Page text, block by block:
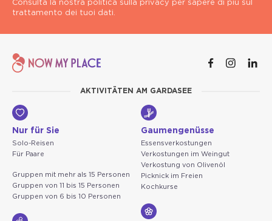
Consulta la nostra politica sulla privacy per sapere di più sul
trattamento dei tuoi dati.
AKTIVITÄTEN AM GARDASEE
Nur für Sie
Solo-Reisen
Für Paare
Gruppen mit mehr als 15 Personen
Gruppen von 11 bis 15 Personen
Gruppen von 6 bis 10 Personen
Gaumengenüsse
Essensverkostungen
Verkostungen im Weingut
Verkostung von Olivenöl
Picknick im Freien
Kochkurse